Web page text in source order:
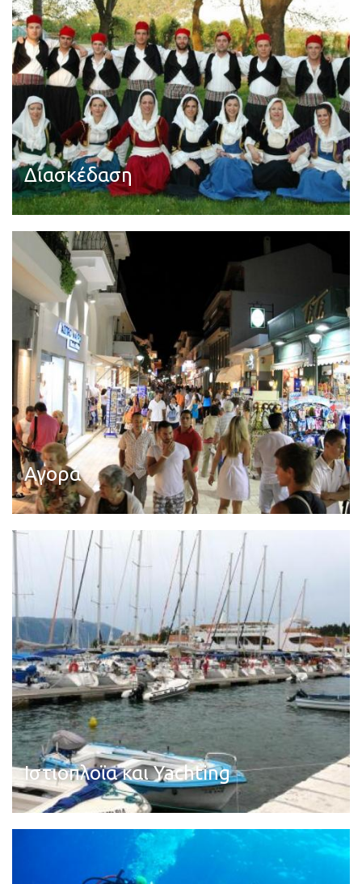
Διασκέδαση
Διαβάστε περισσότερα
Αγορά
Διαβάστε περισσότερα
Ιστιοπλοϊα και Yachting
Διαβάστε περισσότερα